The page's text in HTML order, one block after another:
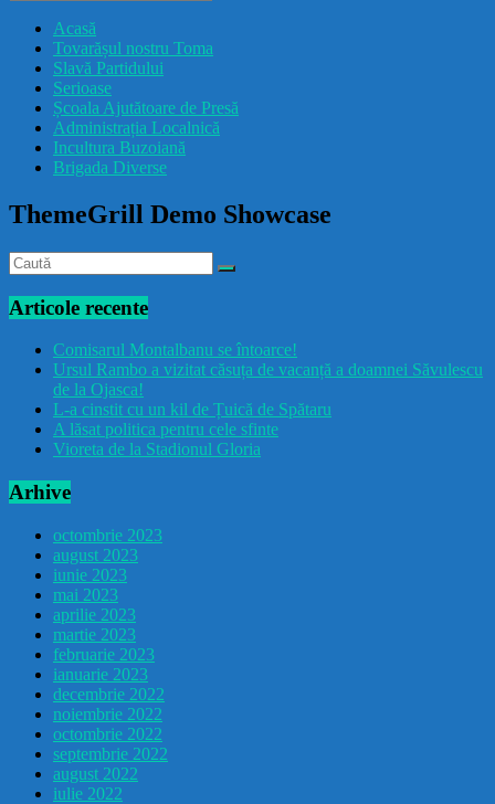
Acasă
Tovarășul nostru Toma
Slavă Partidului
Serioase
Școala Ajutătoare de Presă
Administrația Localnică
Incultura Buzoiană
Brigada Diverse
ThemeGrill Demo Showcase
Articole recente
Comisarul Montalbanu se întoarce!
Ursul Rambo a vizitat căsuța de vacanță a doamnei Săvulescu
de la Ojasca!
L-a cinstit cu un kil de Țuică de Spătaru
A lăsat politica pentru cele sfinte
Vioreta de la Stadionul Gloria
Arhive
octombrie 2023
august 2023
iunie 2023
mai 2023
aprilie 2023
martie 2023
februarie 2023
ianuarie 2023
decembrie 2022
noiembrie 2022
octombrie 2022
septembrie 2022
august 2022
iulie 2022